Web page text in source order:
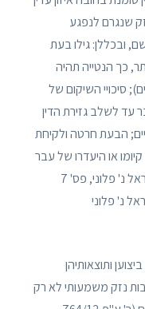
שנגרם לנפגע
ובכללן: גילו בעת
כך הנטייה תהיה
סיכויי השיקום של
עד לשלב גזירת הדין
הבעת חרטה ולקיחת
או היעדרו של עבר
פלילי לקטין (ר' ע"פ 5678/14 מדינת ישראל נ' פלוני, פס' 7
13 מדינת ישראל נ' פלוני
ותוצאותיהן
נזק משמעותי לא רק